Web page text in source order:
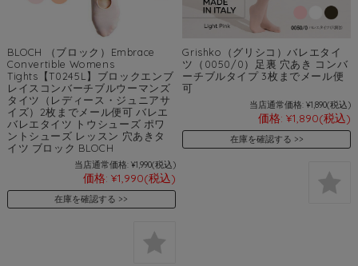
BLOCH （ブロック）Embrace
Convertible Womens
Tights【T0245L】ブロックエンブ
レイスコンバーチブルウーマンズ
タイツ（レディース・ジュニアサ
イズ）2枚までメール便可 バレエ
バレエタイツ トウシューズ ポワ
ントシューズ レッスン 穴あきタ
イツ ブロック BLOCH
当店通常価格: ¥1,990(税込)
価格: ¥1,990(税込)
在庫を確認する
Grishko（グリシコ）バレエタイ
ツ（0050/0）足裏 穴あき コンバ
ーチブルタイプ 3枚までメール便
可
当店通常価格: ¥1,890(税込)
価格: ¥1,890(税込)
在庫を確認する